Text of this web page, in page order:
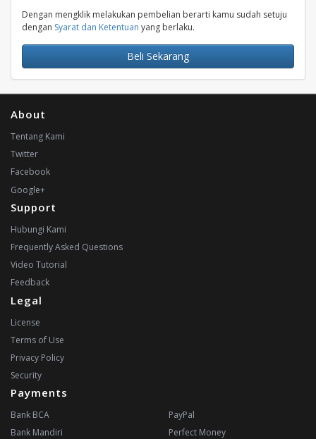
Dengan mengklik melakukan pembelian berarti kamu sudah setuju
dengan Syarat dan Ketentuan yang berlaku.
Beli Sekarang
About
Tentang Kami
Twitter
Facebook
Google+
Support
Hubungi Kami
Frequently Asked Questions
Video Tutorial
Feedback
Legal
License
Terms of Use
Privacy Policy
Security
Payments
Bank BCA
Bank Mandiri
PayPal
Perfect Money